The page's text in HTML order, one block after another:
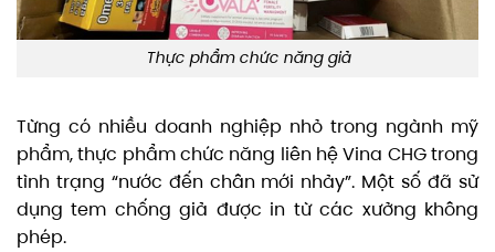
Thực phẩm chức năng giả
Từng có nhiều doanh nghiệp nhỏ trong ngành mỹ
phẩm, thực phẩm chức năng liên hệ Vina CHG trong
tình trạng “nước đến chân mới nhảy”. Một số đã sử
dụng tem chống giả được in từ các xưởng không
phép.